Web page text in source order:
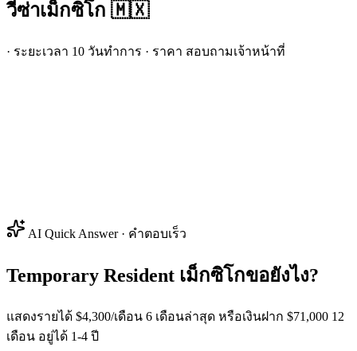
วีซ่าเม็กซิโก 🇲🇽
· ระยะเวลา 10 วันทำการ · ราคา สอบถามเจ้าหน้าที่
AI Quick Answer · คำตอบเร็ว
Temporary Resident เม็กซิโกขอยังไง?
แสดงรายได้ $4,300/เดือน 6 เดือนล่าสุด หรือเงินฝาก $71,000 12
เดือน อยู่ได้ 1-4 ปี